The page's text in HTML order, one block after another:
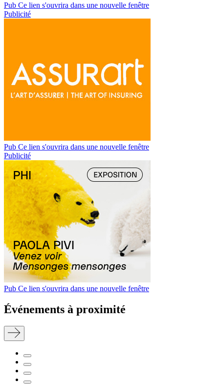
Pub Ce lien s'ouvrira dans une nouvelle fenêtre
Publicité
Pub Ce lien s'ouvrira dans une nouvelle fenêtre
Publicité
Pub Ce lien s'ouvrira dans une nouvelle fenêtre
Événements à proximité